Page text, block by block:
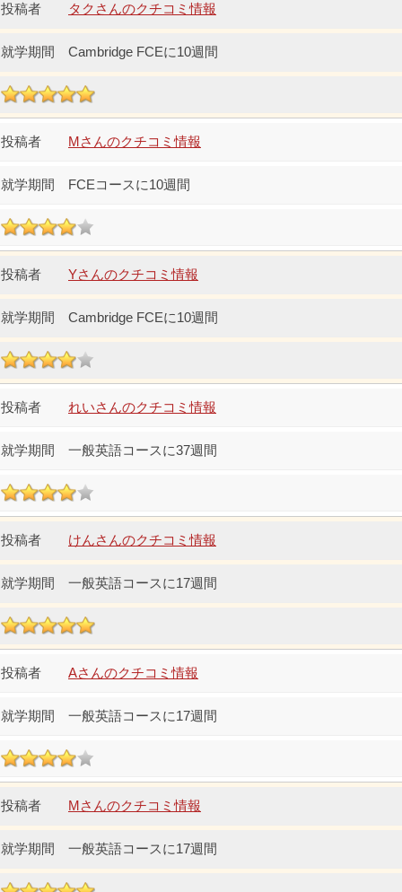
タクさんのクチコミ情報
Cambridge FCEに10週間
Mさんのクチコミ情報
FCEコースに10週間
Yさんのクチコミ情報
Cambridge FCEに10週間
れいさんのクチコミ情報
一般英語コースに37週間
けんさんのクチコミ情報
一般英語コースに17週間
Aさんのクチコミ情報
一般英語コースに17週間
Mさんのクチコミ情報
一般英語コースに17週間